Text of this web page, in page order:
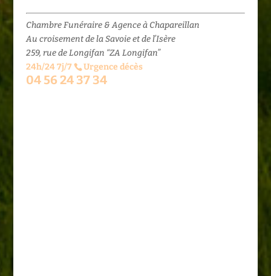
Chambre Funéraire & Agence à Chapareillan
Au croisement de la Savoie et de l’Isère
259, rue de Longifan “ZA Longifan”
24h/24 7j/7
Urgence décès
04 56 24 37 34